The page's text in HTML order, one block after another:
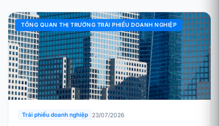
TỔNG QUAN THỊ TRƯỜNG TRÁI PHIẾU DOANH NGHIỆP
Trái phiếu doanh nghiệp 23/07/2026